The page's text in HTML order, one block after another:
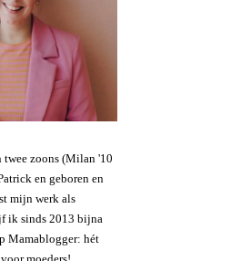
twee zoons (Milan '10
en geboren en
mijn werk als
ik sinds 2013 bijna
Mamablogger: hét